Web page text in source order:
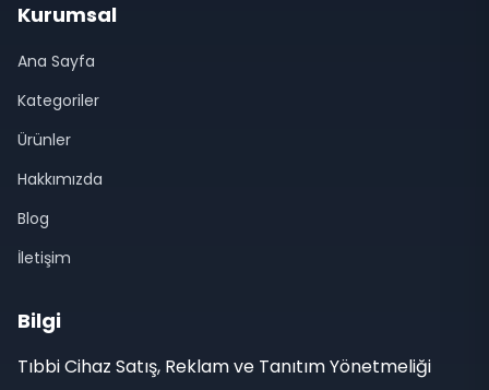
Kurumsal
Ana Sayfa
Kategoriler
Ürünler
Hakkımızda
Blog
İletişim
Bilgi
Tıbbi Cihaz Satış, Reklam ve Tanıtım Yönetmeliği